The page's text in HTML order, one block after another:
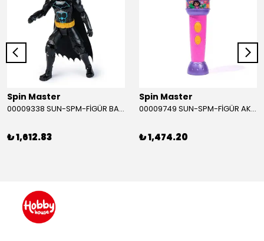
Spin Master
00009338 SUN-SPM-FİGÜR BATMAN NİNJA STRIKE 30 CM. EXC.
₺ 1,612.83
Spin Master
00009749 SUN-SPM-FİGÜR AKS. DORA MİKROFON YAĞMUR ORMANI RİTMİ (DORA) SESLİ
₺ 1,474.20